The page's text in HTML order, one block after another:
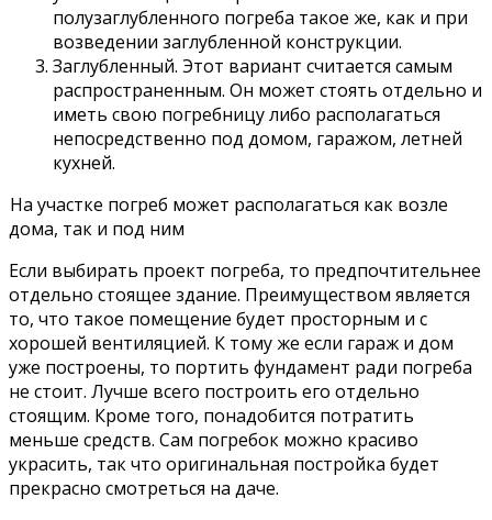
полузаглубленного погреба такое же, как и при
возведении заглубленной конструкции.
Заглубленный. Этот вариант считается самым
распространенным. Он может стоять отдельно и
иметь свою погребницу либо располагаться
непосредственно под домом, гаражом, летней
кухней.
На участке погреб может располагаться как возле
дома, так и под ним
Если выбирать проект погреба, то предпочтительнее
отдельно стоящее здание. Преимуществом является
то, что такое помещение будет просторным и с
хорошей вентиляцией. К тому же если гараж и дом
уже построены, то портить фундамент ради погреба
не стоит. Лучше всего построить его отдельно
стоящим. Кроме того, понадобится потратить
меньше средств. Сам погребок можно красиво
украсить, так что оригинальная постройка будет
прекрасно смотреться на даче.